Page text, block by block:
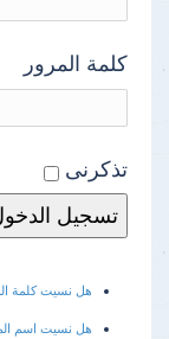
كلمة المرور
تذكرنى
هل نسيت كلمة
هل نسيت اسم